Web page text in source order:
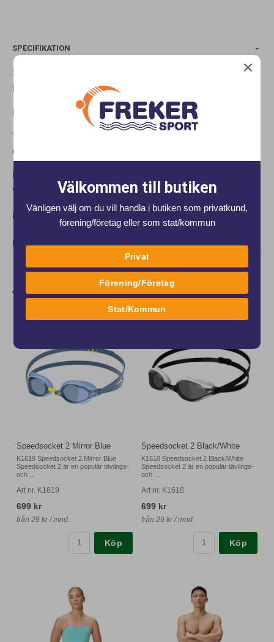
SPECIFIKATION
S1142 Speedos träningsbadbyxa i brief modell, med
härligt mönster fram och enfärgad svart bak
Badbyxan är 5cm hög vid höfterna.
Tyget är Speedos Endurance+ för 100% klortålighet och så att
du kan använda dom om och om igen.
Naturligtvis med knyte i midjan för att dom skall vara användar
vänliga.
DOKUMENT
DELA
Andra produkter från samma varumärke
Speedsocket 2 Mirror Blue
K1619 Speedsocket 2 Mirror Blue
Speedsocket 2 är en populär tävlings-
och ...
Art nr. K1619
699 kr
från 29 kr / mnd.
Köp
Speedsocket 2 Black/White
K1618 Speedsocket 2 Black/White
Speedsocket 2 är en populär tävlings-
och ...
Art nr. K1618
699 kr
från 29 kr / mnd.
Köp
Välkommen till butiken
Vänligen välj om du vill handla i butiken som privatkund,
förening/företag eller som stat/kommun
Privat
Förening/Företag
Stat/Kommun